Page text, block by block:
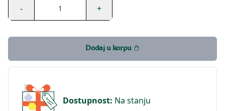
- 1 +
Dodaj u korpu
Dostupnost: Na stanju